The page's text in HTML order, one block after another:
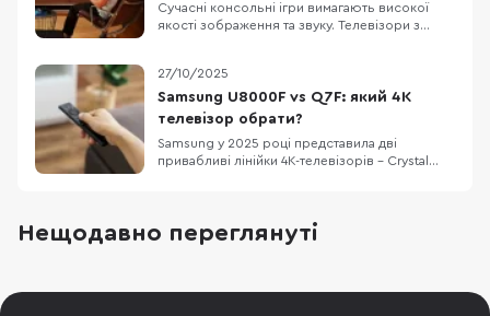
Сучасні консольні ігри вимагають високої
якості зображення та звуку. Телевізори з
HDR робить кольори насиченішими і
яскравішими. Висока частота оновлення
кадрів забезпечує плавну картинку без
розмиття в динамічних сце
27/10/2025
Samsung U8000F vs Q7F: який 4K
телевізор обрати?
Samsung у 2025 році представила дві
привабливі лінійки 4K-телевізорів – Crystal
віталень. Обидві серії поєднують сучасні
технології з красивим тонким дизайном. Та
Нещодавно переглянуті